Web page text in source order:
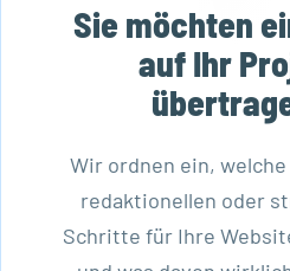
Sie möchten
auf Ihr
Wir ordnen ein,
redaktionellen oder
Schritte für Ihre